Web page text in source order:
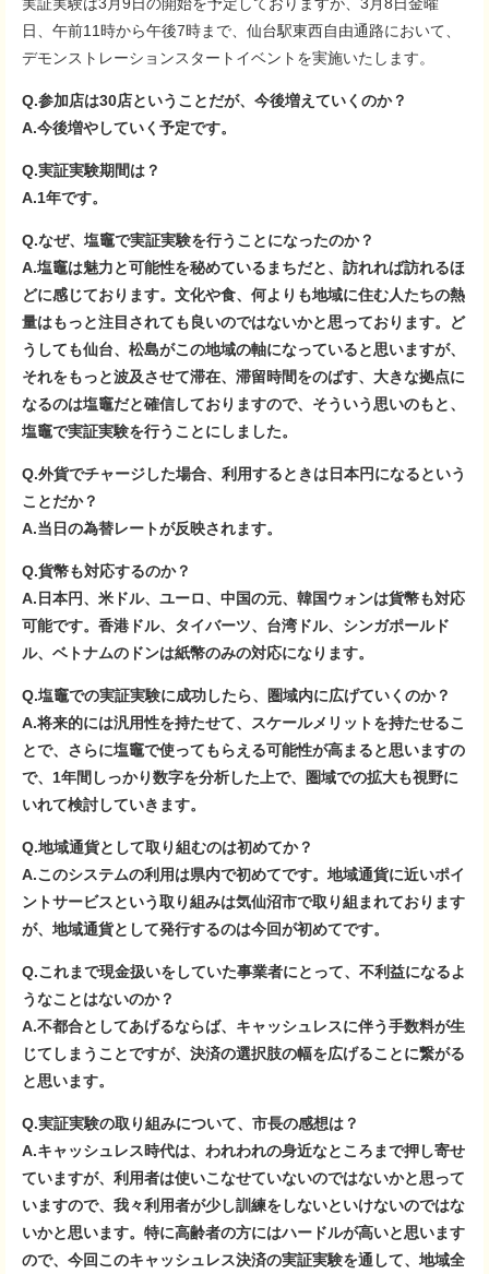
日、午前11時から午後7時まで、仙台駅東西自由通路において、
デモンストレーションスタートイベントを実施いたします。
Q.参加店は30店ということだが、今後増えていくのか？
A.今後増やしていく予定です。
Q.実証実験期間は？
A.1年です。
Q.なぜ、塩竈で実証実験を行うことになったのか？
A.塩竈は魅力と可能性を秘めているまちだと、訪れれば訪れるほ
どに感じております。文化や食、何よりも地域に住む人たちの熱
量はもっと注目されても良いのではないかと思っております。ど
うしても仙台、松島がこの地域の軸になっていると思いますが、
それをもっと波及させて滞在、滞留時間をのばす、大きな拠点に
なるのは塩竈だと確信しておりますので、そういう思いのもと、
塩竈で実証実験を行うことにしました。
Q.外貨でチャージした場合、利用するときは日本円になるという
ことだか？
A.当日の為替レートが反映されます。
Q.貨幣も対応するのか？
A.日本円、米ドル、ユーロ、中国の元、韓国ウォンは貨幣も対応
可能です。香港ドル、タイバーツ、台湾ドル、シンガポールド
ル、ベトナムのドンは紙幣のみの対応になります。
Q.塩竈での実証実験に成功したら、圏域内に広げていくのか？
A.将来的には汎用性を持たせて、スケールメリットを持たせるこ
とで、さらに塩竈で使ってもらえる可能性が高まると思いますの
で、1年間しっかり数字を分析した上で、圏域での拡大も視野に
いれて検討していきます。
Q.地域通貨として取り組むのは初めてか？
A.このシステムの利用は県内で初めてです。地域通貨に近いポイ
ントサービスという取り組みは気仙沼市で取り組まれております
が、地域通貨として発行するのは今回が初めてです。
Q.これまで現金扱いをしていた事業者にとって、不利益になるよ
うなことはないのか？
A.不都合としてあげるならば、キャッシュレスに伴う手数料が生
じてしまうことですが、決済の選択肢の幅を広げることに繋がる
と思います。
Q.実証実験の取り組みについて、市長の感想は？
A.キャッシュレス時代は、われわれの身近なところまで押し寄せ
ていますが、利用者は使いこなせていないのではないかと思って
いますので、我々利用者が少し訓練をしないといけないのではな
いかと思います。特に高齢者の方にはハードルが高いと思います
ので、今回このキャッシュレス決済の実証実験を通して、地域全